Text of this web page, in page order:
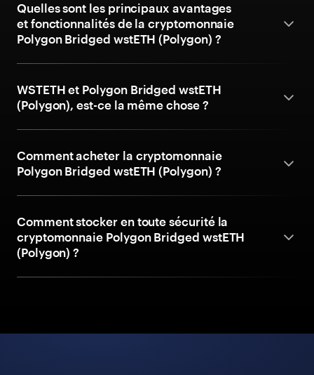
Quelles sont les principaux avantages
et fonctionnalités de la cryptomonnaie
Polygon Bridged wstETH (Polygon) ?
WSTETH et Polygon Bridged wstETH
(Polygon), est-ce la même chose ?
Comment acheter la cryptomonnaie
Polygon Bridged wstETH (Polygon) ?
Comment stocker en toute sécurité la
cryptomonnaie Polygon Bridged wstETH
(Polygon) ?